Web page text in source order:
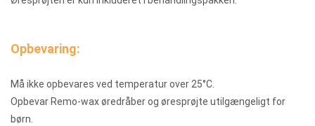
Opbevaring:
Må ikke opbevares ved temperatur over 25°C.
Opbevar Remo-wax øredråber og øresprøjte utilgængeligt for
børn.